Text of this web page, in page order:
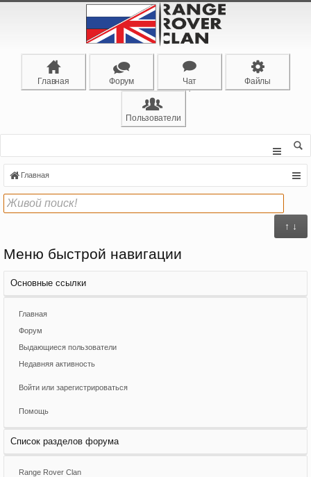
Главная Форум Чат Файлы
Пользователи
Главная
↑ ↓
Меню быстрой навигации
Основные ссылки
Главная
Форум
Выдающиеся пользователи
Недавняя активность
Войти или зарегистрироваться
Помощь
Список разделов форума
Range Rover Clan